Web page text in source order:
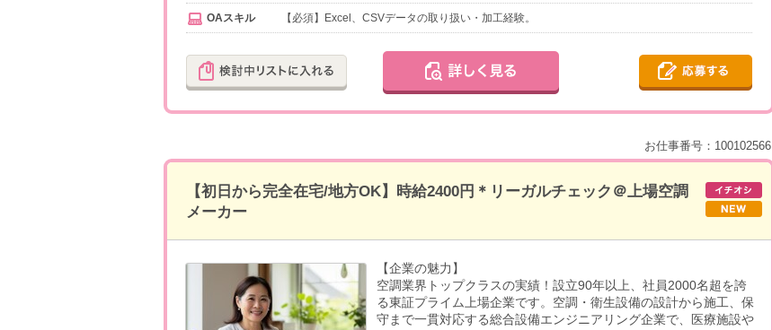
OAスキル 【必須】Excel、CSVデータの取り扱い・加工経験。
お仕事番号：100102566
【初日から完全在宅/地方OK】時給2400円＊リーガルチェック＠上場空調
メーカー
【企業の魅力】
空調業界トップクラスの実績！設立90年以上、社員2000名超を誇
る東証プライム上場企業です。空調・衛生設備の設計から施工、保
守まで一貫対応する総合設備エンジニアリング企業で、医療施設や